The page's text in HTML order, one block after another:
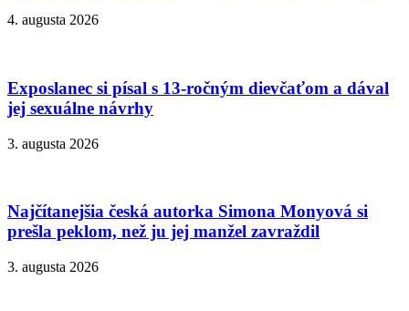
4. augusta 2026
Exposlanec si písal s 13-ročným dievčaťom a dával
jej sexuálne návrhy
3. augusta 2026
Najčítanejšia česká autorka Simona Monyová si
prešla peklom, než ju jej manžel zavraždil
3. augusta 2026